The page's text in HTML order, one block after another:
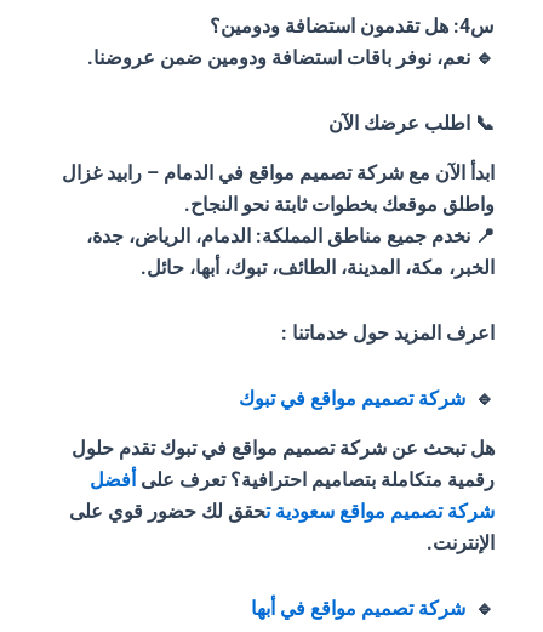
🔹 نعم، نوفر باقات استضافة ودومين ضمن عروضنا.
📞 اطلب عرضك الآن
ابدأ الآن مع شركة تصميم مواقع في الدمام – رابيد غزال
واطلق موقعك بخطوات ثابتة نحو النجاح.
📍 نخدم جميع مناطق المملكة: الدمام، الرياض، جدة،
الخبر، مكة، المدينة، الطائف، تبوك، أبها، حائل.
اعرف المزيد حول خدماتنا :
شركة تصميم مواقع في تبوك
هل تبحث عن شركة تصميم مواقع في تبوك تقدم حلول
رقمية متكاملة بتصاميم احترافية؟ تعرف على أفضل
شركة تصميم مواقع سعودية تحقق لك حضور قوي على
الإنترنت.
شركة تصميم مواقع في أبها